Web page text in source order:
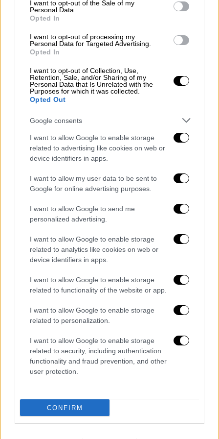
I want to opt-out of the Sale of my
Personal Data.
Opted In
I want to opt-out of processing my
Personal Data for Targeted Advertising.
Opted In
I want to opt-out of Collection, Use,
Retention, Sale, and/or Sharing of my
Personal Data that Is Unrelated with the
Purposes for which it was collected.
Opted Out
Google consents
I want to allow Google to enable storage
related to advertising like cookies on web or
device identifiers in apps.
I want to allow my user data to be sent to
Google for online advertising purposes.
I want to allow Google to send me
personalized advertising.
I want to allow Google to enable storage
related to analytics like cookies on web or
device identifiers in apps.
I want to allow Google to enable storage
related to functionality of the website or app.
I want to allow Google to enable storage
related to personalization.
I want to allow Google to enable storage
related to security, including authentication
functionality and fraud prevention, and other
user protection.
CONFIRM
ελέγχους πόθεν έσχες και απόκρυψης
εισοδήματος, οι οποίοι μετά τις εκλογές
του 2004 και μετά την αποχώρησή μου δεν
προχώρησαν. Εκφράζω την απορία μου, ότι
και όχι μετά θάνατον» είπε ο κ. Μπατζελής
στον ΑΝΤ1.
Στο Λονδίνο η έδρα… 141 εταιρειών
Λονδίνου φέρεται να είναι η έδρα της
εταιρείας που είχε ο Γιώργος Τράγκας και
«χρυσών» ακινήτων.Σύμφωνα με τον ΑΝΤ1,
στο ίδιο κτήριο που βρίσκεται η εν λόγω
εταιρεία φέρονται να έχουν την έδρα τους
141 εταιρείες.
Γιάννης Τράγκας,ο μεγάλος γιος του
δημοσιογράφου ζητάει διαφάνεια. «Κανείς
δεν μπορεί να είναι αντίθετος σε
οποιαδήποτε μορφή έρευνας. Η έρευνα και η
διαφάνεια είναι το ζητούμενο. Από τα
δημοσιότητα θα μπορούσαν να έχουν
αντίλογο μόνο από την πλευρά του
εκλιπόντος και δημιουργούν σε όλους μας
το παράπονο γιατί αυτά δεν έλαβαν χώρα εν
ζωή του εκλιπόντος» δήλωσε ο δικηγόρος
του Γιάννη Τράγκα, Νίκος Αγαπηνός.
Από την πλευρά της ηΜαρία Καρράδηλώνει
πως δεν είναι αυτή στην οποία πρέπει να
στραφούν οι έρευνες και πως η ίδια δεν έχει